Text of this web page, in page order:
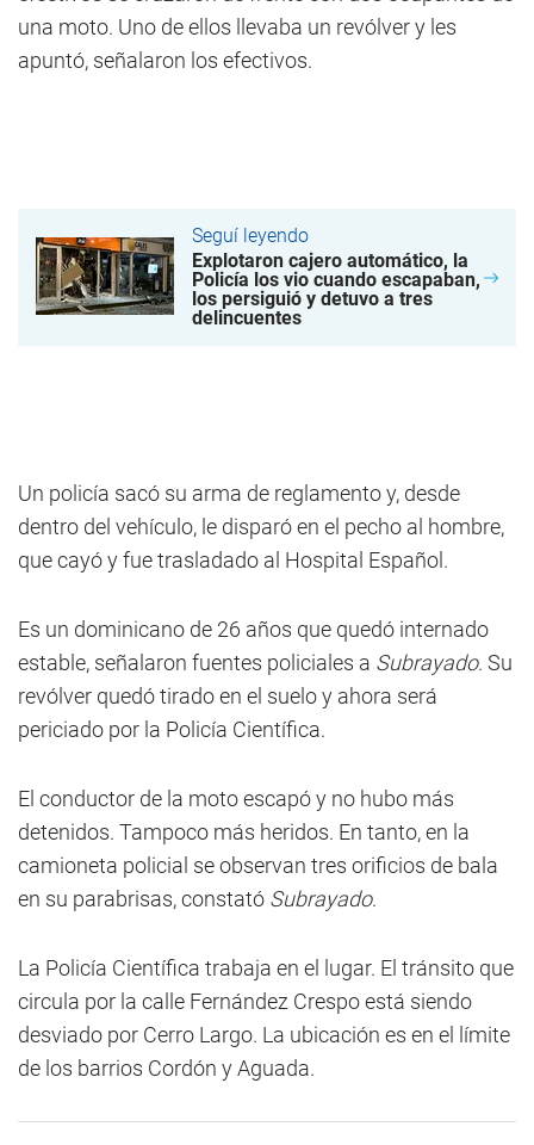
una moto. Uno de ellos llevaba un revólver y les
apuntó, señalaron los efectivos.
Seguí leyendo
Explotaron cajero automático, la
Policía los vio cuando escapaban,
los persiguió y detuvo a tres
delincuentes
Un policía sacó su arma de reglamento y, desde
dentro del vehículo, le disparó en el pecho al hombre,
que cayó y fue trasladado al Hospital Español.
Es un dominicano de 26 años que quedó internado
estable, señalaron fuentes policiales a Subrayado. Su
revólver quedó tirado en el suelo y ahora será
periciado por la Policía Científica.
El conductor de la moto escapó y no hubo más
detenidos. Tampoco más heridos. En tanto, en la
camioneta policial se observan tres orificios de bala
en su parabrisas, constató Subrayado.
La Policía Científica trabaja en el lugar. El tránsito que
circula por la calle Fernández Crespo está siendo
desviado por Cerro Largo. La ubicación es en el límite
de los barrios Cordón y Aguada.